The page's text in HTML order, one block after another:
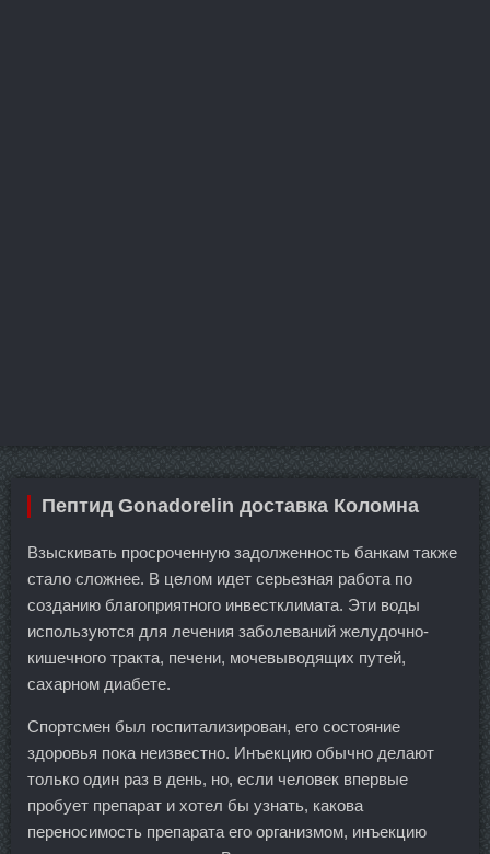
Пептид Gonadorelin доставка Коломна
Взыскивать просроченную задолженность банкам также
стало сложнее. В целом идет серьезная работа по
созданию благоприятного инвестклимата. Эти воды
используются для лечения заболеваний желудочно-
кишечного тракта, печени, мочевыводящих путей,
сахарном диабете.
Спортсмен был госпитализирован, его состояние
здоровья пока неизвестно. Инъекцию обычно делают
только один раз в день, но, если человек впервые
пробует препарат и хотел бы узнать, какова
переносимость препарата его организмом, инъекцию